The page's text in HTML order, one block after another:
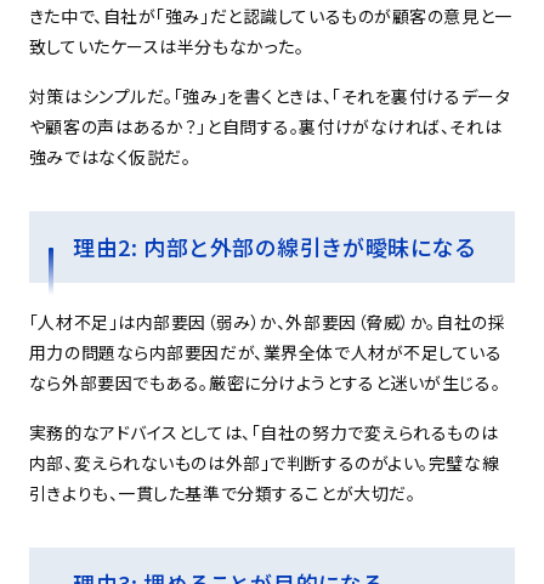
きた中で、自社が「強み」だと認識しているものが顧客の意見と一
致していたケースは半分もなかった。
対策はシンプルだ。「強み」を書くときは、「それを裏付けるデータ
や顧客の声はあるか？」と自問する。裏付けがなければ、それは
強みではなく仮説だ。
理由2: 内部と外部の線引きが曖昧になる
「人材不足」は内部要因（弱み）か、外部要因（脅威）か。自社の採
用力の問題なら内部要因だが、業界全体で人材が不足している
なら外部要因でもある。厳密に分けようとすると迷いが生じる。
実務的なアドバイスとしては、「自社の努力で変えられるものは
内部、変えられないものは外部」で判断するのがよい。完璧な線
引きよりも、一貫した基準で分類することが大切だ。